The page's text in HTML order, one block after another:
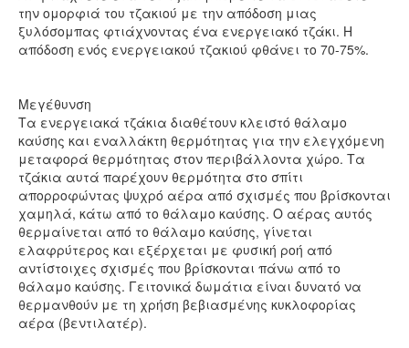
την ομορφιά του τζακιού με την απόδοση μιας
ξυλόσομπας φτιάχνοντας ένα ενεργειακό τζάκι. Η
απόδοση ενός ενεργειακού τζακιού φθάνει το 70-75%.
Μεγέθυνση
Τα ενεργειακά τζάκια διαθέτουν κλειστό θάλαμο
καύσης και εναλλάκτη θερμότητας για την ελεγχόμενη
μεταφορά θερμότητας στον περιβάλλοντα χώρο. Τα
τζάκια αυτά παρέχουν θερμότητα στο σπίτι
απορροφώντας ψυχρό αέρα από σχισμές που βρίσκονται
χαμηλά, κάτω από το θάλαμο καύσης. Ο αέρας αυτός
θερμαίνεται από το θάλαμο καύσης, γίνεται
ελαφρύτερος και εξέρχεται με φυσική ροή από
αντίστοιχες σχισμές που βρίσκονται πάνω από το
θάλαμο καύσης. Γειτονικά δωμάτια είναι δυνατό να
θερμανθούν με τη χρήση βεβιασμένης κυκλοφορίας
αέρα (βεντιλατέρ).